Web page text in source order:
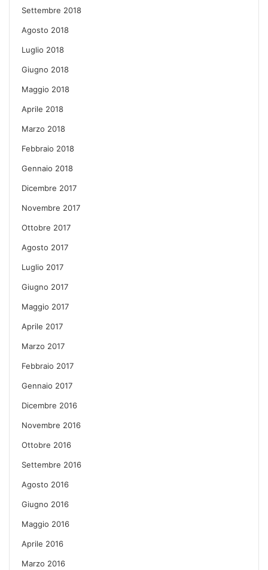
Settembre 2018
Agosto 2018
Luglio 2018
Giugno 2018
Maggio 2018
Aprile 2018
Marzo 2018
Febbraio 2018
Gennaio 2018
Dicembre 2017
Novembre 2017
Ottobre 2017
Agosto 2017
Luglio 2017
Giugno 2017
Maggio 2017
Aprile 2017
Marzo 2017
Febbraio 2017
Gennaio 2017
Dicembre 2016
Novembre 2016
Ottobre 2016
Settembre 2016
Agosto 2016
Giugno 2016
Maggio 2016
Aprile 2016
Marzo 2016